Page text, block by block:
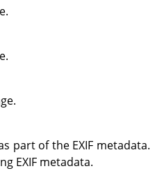
part of the EXIF metadata.
EXIF metadata.